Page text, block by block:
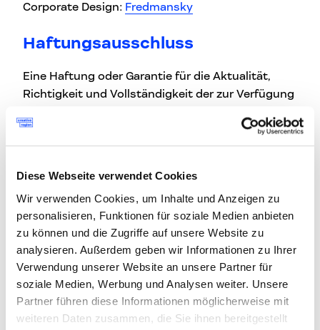
Diese Webseite verwendet Cookies
Wir verwenden Cookies, um Inhalte und Anzeigen zu
personalisieren, Funktionen für soziale Medien anbieten
zu können und die Zugriffe auf unsere Website zu
analysieren. Außerdem geben wir Informationen zu Ihrer
Verwendung unserer Website an unsere Partner für
soziale Medien, Werbung und Analysen weiter. Unsere
Partner führen diese Informationen möglicherweise mit
weiteren Daten zusammen, die Sie ihnen bereitgestellt
Corporate Design: Fredmansky
Haftungsausschluss
Eine Haftung oder Garantie für die Aktualität,
Richtigkeit und Vollständigkeit der zur Verfügung
übernommen werden. Für Schäden materieller
oder ideeller Art, die durch die Nutzung oder
bzw. durch die Nutzung fehlerhafter und
unvollständiger Informationen verursacht
wurden, übernimmt die Creative Region keine
Haftung. Die Creative Region behält sich vor, Teile
des Internetangebots oder das gesamte Angebot
ohne gesonderte Ankündigung zu verändern, zu
ergänzen, zu löschen oder die Veröffentlichung
zeitweise oder endgültig einzustellen. Trotz
sorgfältiger inhaltlicher Kontrolle wird keine